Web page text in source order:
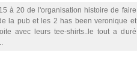
à 20 de l'organisation histoire de faire
la pub et les 2 has been veronique et
avec leurs tee-shirts..le tout a duré